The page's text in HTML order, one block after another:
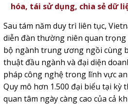
hóa, tái sử dụng, chia sẻ dữ
Sau tám năm duy trì liên tục,
diễn đàn thường niên quan trọng
bộ ngành trung ương ngồi cùng
thuật đầu ngành và đại diện
pháp công nghệ trong lĩnh vực
Quy mô hơn 1.500 đại biểu tại kỳ
quan tâm ngày càng cao của cả